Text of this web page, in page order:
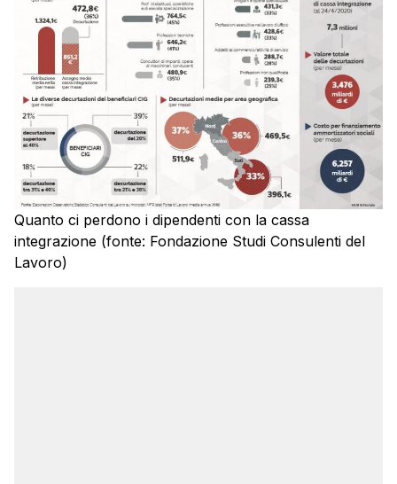
Quanto ci perdono i dipendenti con la cassa
integrazione (fonte: Fondazione Studi Consulenti del
Lavoro)